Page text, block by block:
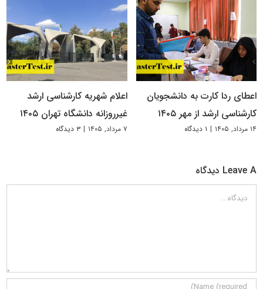
اعطای ردا کارت به دانشجویان
کارشناسی ارشد از مهر ۱۴۰۵
۱۴ مرداد, ۱۴۰۵ | ۱ دیدگاه
اعلام شهریه کارشناسی ارشد
غیرروزانه دانشگاه تهران ۱۴۰۵
۷ مرداد, ۱۴۰۵ | ۳ دیدگاه
Leave A دیدگاه
دیدگاه